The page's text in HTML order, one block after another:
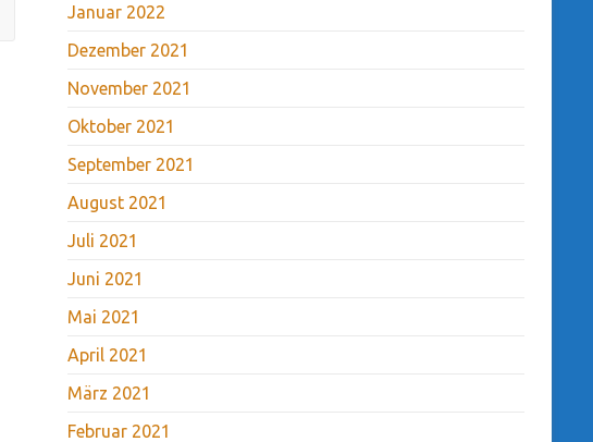
Januar 2022
Dezember 2021
November 2021
Oktober 2021
September 2021
August 2021
Juli 2021
Juni 2021
Mai 2021
April 2021
März 2021
Februar 2021